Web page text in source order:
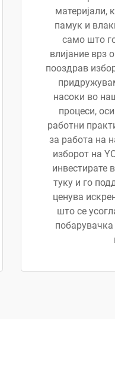
материјали,
памук и
само што
влијание врз
пооздрав
насоки во
процеси,
работни
за работа на
изборот на
инвестирате
туку и го
ценува
што се